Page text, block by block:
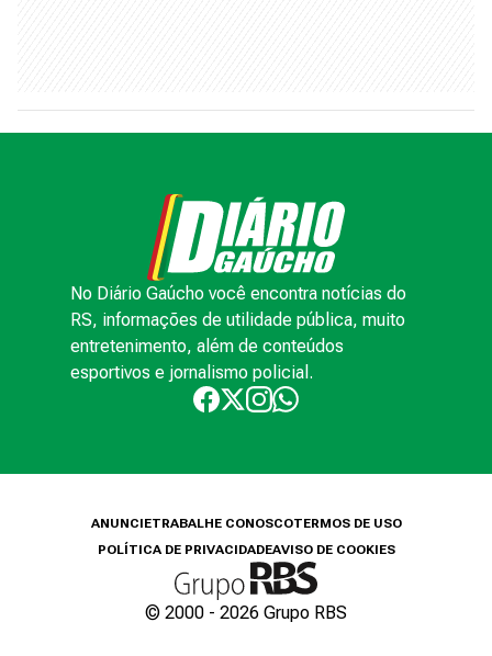
No Diário Gaúcho você encontra notícias do
RS, informações de utilidade pública, muito
entretenimento, além de conteúdos
esportivos e jornalismo policial.
ANUNCIETRABALHE CONOSCOTERMOS DE USO
POLÍTICA DE PRIVACIDADEAVISO DE COOKIES
© 2000 - 2026 Grupo RBS